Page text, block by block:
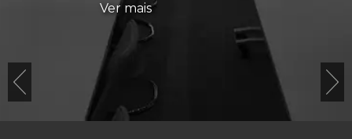
Ver mais